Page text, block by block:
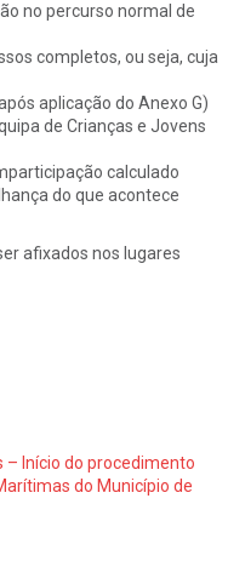
no percurso normal de
completos, ou seja, cuja
aplicação do Anexo G)
de Crianças e Jovens
calculado
do que acontece
afixados nos lugares
– Início do procedimento
do Município de